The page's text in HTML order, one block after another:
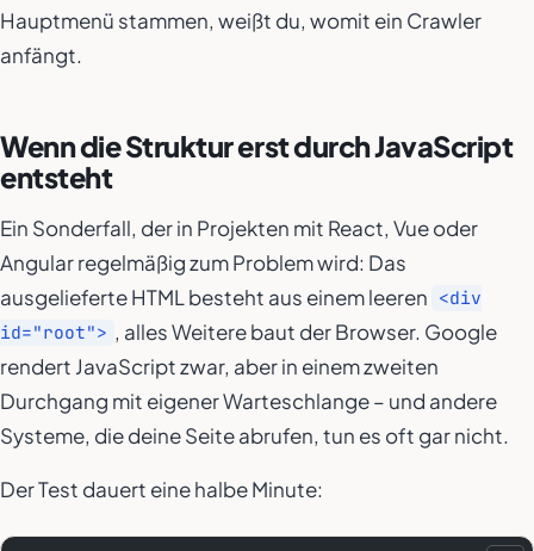
Hauptmenü stammen, weißt du, womit ein Crawler
anfängt.
Wenn die Struktur erst durch JavaScript
entsteht
Ein Sonderfall, der in Projekten mit React, Vue oder
Angular regelmäßig zum Problem wird: Das
ausgelieferte HTML besteht aus einem leeren <div
id="root"> , alles Weitere baut der Browser. Google
rendert JavaScript zwar, aber in einem zweiten
Durchgang mit eigener Warteschlange – und andere
Systeme, die deine Seite abrufen, tun es oft gar nicht.
Der Test dauert eine halbe Minute: